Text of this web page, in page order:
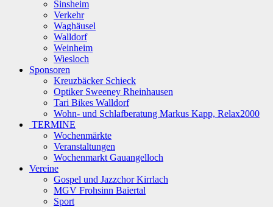
Sinsheim
Verkehr
Waghäusel
Walldorf
Weinheim
Wiesloch
Sponsoren
Kreuzbäcker Schieck
Optiker Sweeney Rheinhausen
Tari Bikes Walldorf
Wohn- und Schlafberatung Markus Kapp, Relax2000
TERMINE
Wochenmärkte
Veranstaltungen
Wochenmarkt Gauangelloch
Vereine
Gospel und Jazzchor Kirrlach
MGV Frohsinn Baiertal
Sport